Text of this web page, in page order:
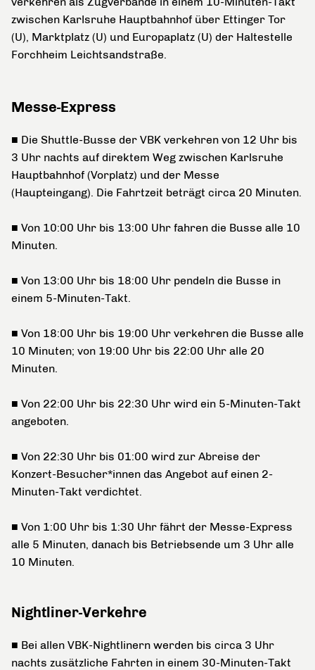
zwischen Karlsruhe Hauptbahnhof über Ettinger Tor
(U), Marktplatz (U) und Europaplatz (U) der Haltestelle
Forchheim Leichtsandstraße.
Messe-Express
■ Die Shuttle-Busse der VBK verkehren von 12 Uhr bis
3 Uhr nachts auf direktem Weg zwischen Karlsruhe
Hauptbahnhof (Vorplatz) und der Messe
(Haupteingang). Die Fahrtzeit beträgt circa 20 Minuten.
■ Von 10:00 Uhr bis 13:00 Uhr fahren die Busse alle 10
Minuten.
■ Von 13:00 Uhr bis 18:00 Uhr pendeln die Busse in
einem 5-Minuten-Takt.
■ Von 18:00 Uhr bis 19:00 Uhr verkehren die Busse alle
10 Minuten; von 19:00 Uhr bis 22:00 Uhr alle 20
Minuten.
■ Von 22:00 Uhr bis 22:30 Uhr wird ein 5-Minuten-Takt
angeboten.
■ Von 22:30 Uhr bis 01:00 wird zur Abreise der
Konzert-Besucher*innen das Angebot auf einen 2-
Minuten-Takt verdichtet.
■ Von 1:00 Uhr bis 1:30 Uhr fährt der Messe-Express
alle 5 Minuten, danach bis Betriebsende um 3 Uhr alle
10 Minuten.
Nightliner-Verkehre
■ Bei allen VBK-Nightlinern werden bis circa 3 Uhr
nachts zusätzliche Fahrten in einem 30-Minuten-Takt